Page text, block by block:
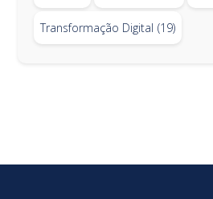
Transformação Digital (19)